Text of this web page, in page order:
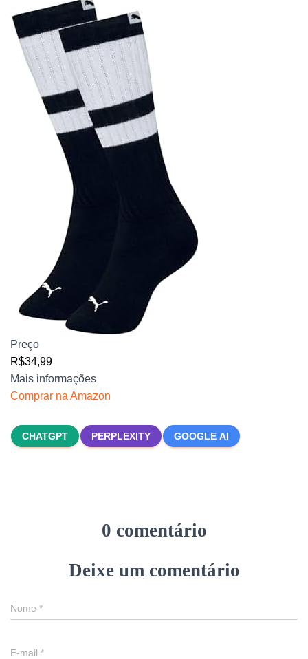
Preço
R$34,99
Mais informações
Comprar na Amazon
CHATGPT PERPLEXITY GOOGLE AI
0 comentário
Deixe um comentário
Nome *
E-mail *